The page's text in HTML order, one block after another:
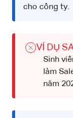
cho công ty.
VÍ DỤ
Sinh
làm
năm